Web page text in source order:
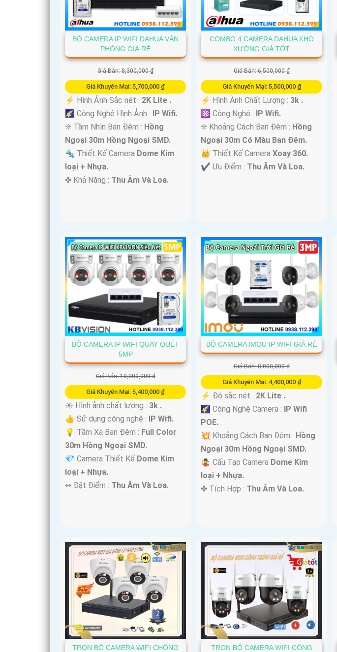
BỘ CAMERA IP WIFI DAHUA VĂN
PHÒNG GIÁ RẺ
Giá Bán: 8,300,000 ₫
Giá Khuyến Mại: 5,700,000 ₫
️⚡ Hình Ảnh Sắc nét : 2K Lite .
🌠 Công Nghệ Hình Ảnh : IP Wifi.
❈ Tầm Nhìn Ban Đêm : Hồng
Ngoại 30m Hồng Ngoại SMD.
🔩 Thiết Kế Camera Dome Kim
loại + Nhựa.
️✤ Khả Năng : Thu Âm Và Loa.
COMBO 4 CAMERA DAHUA KHO
XƯỞNG GIÁ TỐT
Giá Bán: 6,500,000 ₫
Giá Khuyến Mại: 5,500,000 ₫
️⚡ Hình Ành Chất Lượng : 3k .
⚛️ Công Nghệ : IP Wifi.
❈ Khoảng Cách Ban Đêm : Hồng
Ngoại 30m Có Màu Ban Ðêm.
👑 Thiết Kế CameraXoay 360.
️✔️ Ưu Điểm : Thu Âm Và Loa.
BỘ CAMERA IP WIFI QUAY QUÉT
5MP
Giá Bán: 10,000,000 ₫
Giá Khuyến Mại: 5,400,000 ₫
☀️ Hình ảnh chất lượng : 3k .
👍 Sử dụng công nghệ : IP Wifi.
💡 Tầm Xa Ban Đêm : Full Color
30m Hồng Ngoại SMD.
💎 Camera Thiết Kế Dome Kim
loại + Nhựa.
️↭ Đặt Điểm : Thu Âm Và Loa.
BỘ CAMERA IMOU IP WIFI GIÁ RẺ
Giá Bán: 8,000,000 ₫
Giá Khuyến Mại: 4,400,000 ₫
️⚡ Độ sắc nét : 2K Lite .
🌠 Công Nghệ Camera : IP Wifi
POE.
💥 Khoảng Cách Ban Đêm : Hồng
Ngoại 30m Hồng Ngoại SMD.
🤹 Cấu Tạo Camera Dome Kim
loại + Nhựa.
️✤ Tích Hợp : Thu Âm Và Loa.
TRỌN BỘ CAMERA WIFI CHỐNG
TRỌN BỘ CAMERA WIFI CÔNG